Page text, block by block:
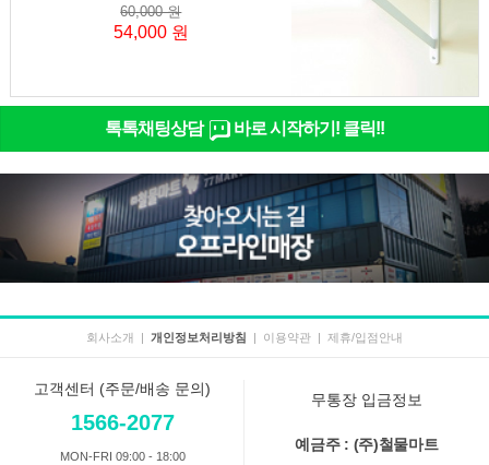
60,000 원
54,000 원
톡톡채팅상담 바로 시작하기! 클릭!!
회사소개 | 개인정보처리방침 | 이용약관 | 제휴/입점안내
고객센터 (주문/배송 문의)
1566-2077
MON-FRI 09:00 - 18:00
무통장 입금정보
예금주 : (주)철물마트